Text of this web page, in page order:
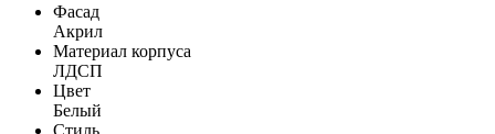
Фасад
Акрил
Материал корпуса
ЛДСП
Цвет
Белый
Стиль